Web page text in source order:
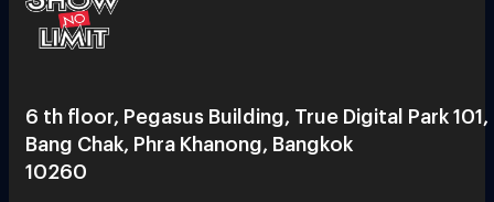
6 th floor, Pegasus Building, True Digital Park 101,
Bang Chak, Phra Khanong, Bangkok
10260